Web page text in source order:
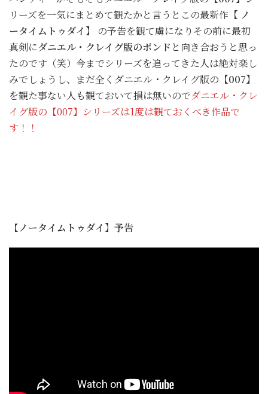
リーズを一気にまとめて観たかと言うとこの最新作 【 ノ
ータイムトゥダイ】
の予告を観て虜になりその前に最初
真剣にダニエル・クレイグ版のボンド と向き合おうと思っ
たのです（笑）今までシリーズを追ってきた人は絶対楽し
みでしょうし、まだ全くダニエル・クレイグ版の 【007】
を観た事ない人も観ておいて損は無いのでダニエル・クレ
イグ版の【007】シリーズは1度は観ておくべき作品で
す！！
【ノータイムトゥダイ】予告